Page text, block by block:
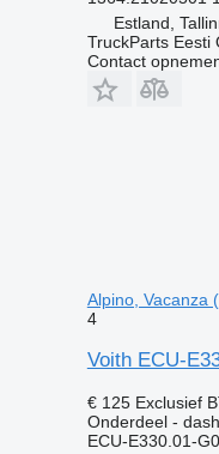
Estland,
TruckParts Eesti
Contact
Alpino, Vacanza
4
Voith ECU-
€ 125 Exclusief
Onderdeel -
ECU-E330.01-